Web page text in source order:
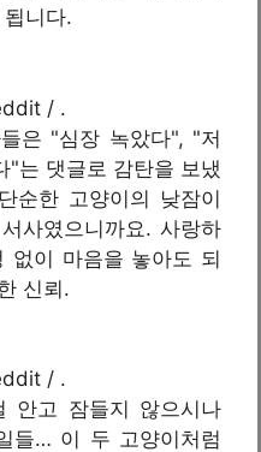
니다.
/ .
은 "심장 녹았다", "저
"는 댓글로 감탄을 보냈
순한 고양이의 낮잠이
사였으니까요. 사랑하
없이 마음을 놓아도 되
신뢰.
/ .
안고 잠들지 않으시나
들… 이 두 고양이처럼